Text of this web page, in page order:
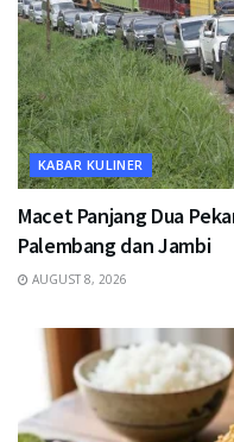
KABAR KULINER
Macet Panjang Dua
Palembang dan Jambi
AUGUST 8, 2026